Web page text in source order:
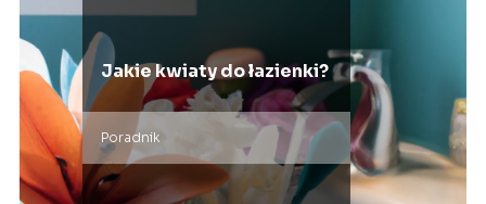
Jakie kwiaty do łazienki?
Poradnik